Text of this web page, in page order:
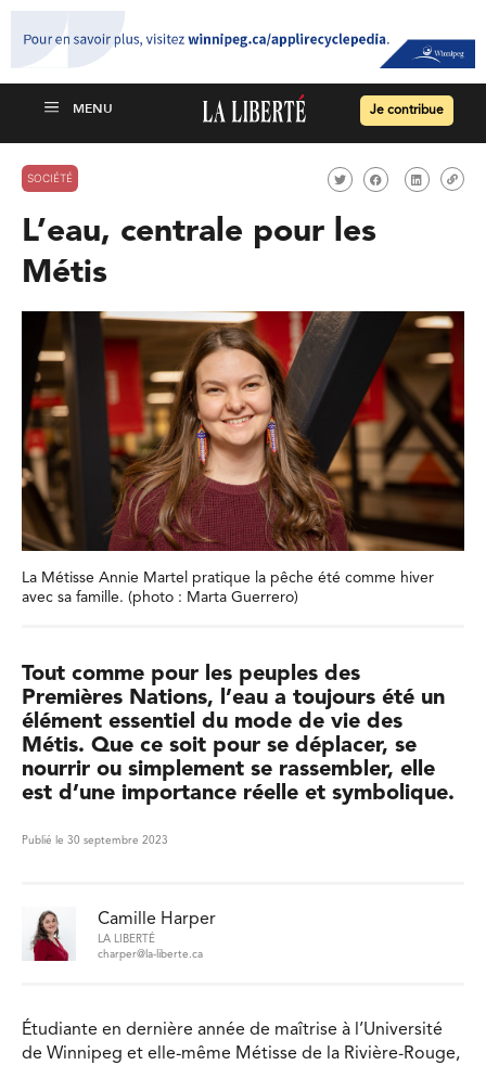
Je contribue
SOCIÉTÉ
L’eau, centrale pour les
Métis
La Métisse Annie Martel pratique la pêche été comme hiver
avec sa famille. (photo : Marta Guerrero)
Tout comme pour les peuples des
Premières Nations, l’eau a toujours été un
élément essentiel du mode de vie des
Métis. Que ce soit pour se déplacer, se
nourrir ou simplement se rassembler, elle
est d’une importance réelle et symbolique.
Publié le 30 septembre 2023
Camille Harper
LA LIBERTÉ
charper@la-liberte.ca
Étudiante en dernière année de maîtrise à l’Université
de Winnipeg et elle-même Métisse de la Rivière-Rouge,